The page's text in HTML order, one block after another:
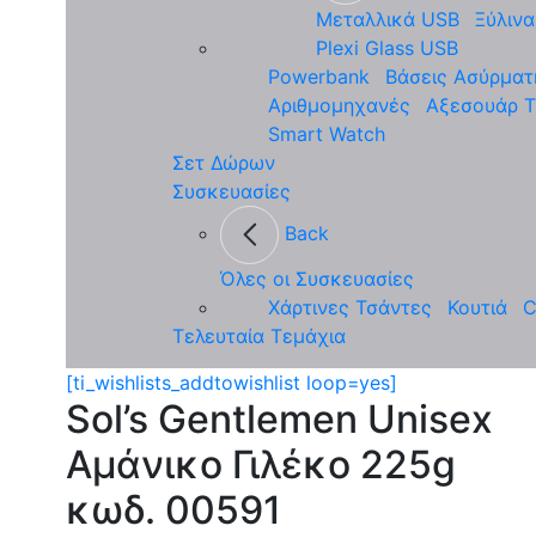
Μεταλλικά USB
Plexi Glass USB
Powerbank
Βάσεις
Αριθμομηχανές
Αξεσουάρ
Smart Watch
Σετ Δώρων
Συσκευασίες
Back
Όλες οι Συσκευασίες
Χάρτινες Τσάντες
Κουτιά
Τελευταία Τεμάχια
[ti_wishlists_addtowishlist loop=yes]
Sol’s Gentlemen Unisex
Αμάνικο Γιλέκο 225g
κωδ. 00591